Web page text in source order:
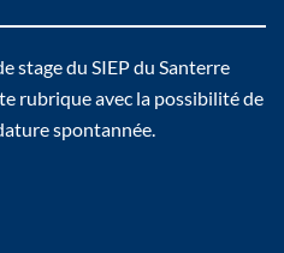
stage du SIEP du Santerre
rubrique avec la possibilité de
spontannée.